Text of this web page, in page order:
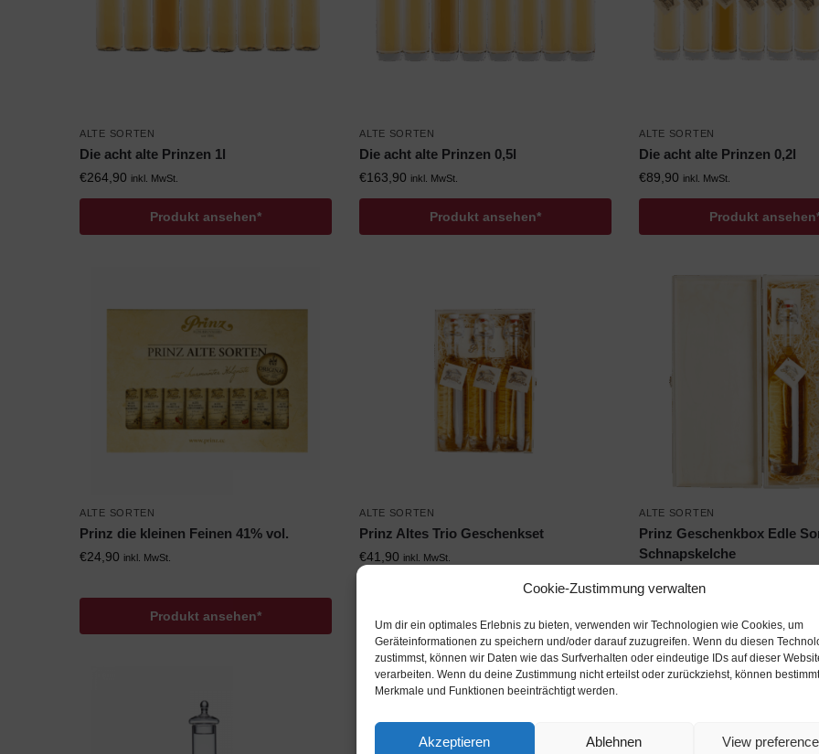
Cookie-Zustimmung verwalten
Um dir ein optimales Erlebnis zu bieten, verwenden wir Technologien wie Cookies, um
Geräteinformationen zu speichern und/oder darauf zuzugreifen. Wenn du diesen
zustimmst, können wir Daten wie das Surfverhalten oder eindeutige IDs auf dieser
verarbeiten. Wenn du deine Zustimmung nicht erteilst oder zurückziehst, können
Merkmale und Funktionen beeinträchtigt werden.
Akzeptieren Ablehnen View
ALTE SORTEN
Die acht alte Prinzen 1l
€264,90 inkl. MwSt.
Produkt ansehen*
ALTE SORTEN
Die acht alte Prinzen 0,5l
€163,90 inkl. MwSt.
Produkt ansehen*
ALTE SORTEN
Die acht alte Prinzen 0,2l
€89,90 inkl. MwSt.
Produkt
ALTE SORTEN
Prinz die kleinen Feinen 41% vol.
€24,90 inkl. MwSt.
Produkt ansehen*
ALTE SORTEN
Prinz Altes Trio Geschenkset
€41,90 inkl. MwSt.
ALTE SORTEN
Prinz Geschenkbox Edle
Schnapskelche